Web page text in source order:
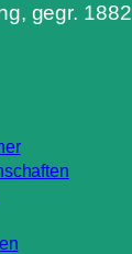
gegr. 1882